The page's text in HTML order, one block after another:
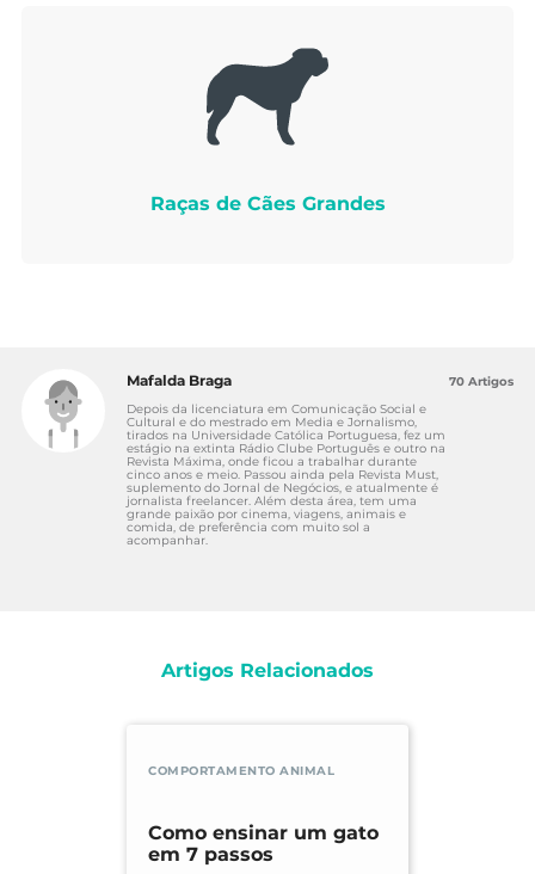
Raças de Cães Grandes
Mafalda Braga
Depois da licenciatura em Comunicação Social e
Cultural e do mestrado em Media e Jornalismo,
tirados na Universidade Católica Portuguesa, fez um
estágio na extinta Rádio Clube Português e outro na
Revista Máxima, onde ficou a trabalhar durante
cinco anos e meio. Passou ainda pela Revista Must,
suplemento do Jornal de Negócios, e atualmente é
jornalista freelancer. Além desta área, tem uma
grande paixão por cinema, viagens, animais e
comida, de preferência com muito sol a
acompanhar.
70 Artigos
Artigos Relacionados
COMPORTAMENTO ANIMAL
Como ensinar um gato
em 7 passos